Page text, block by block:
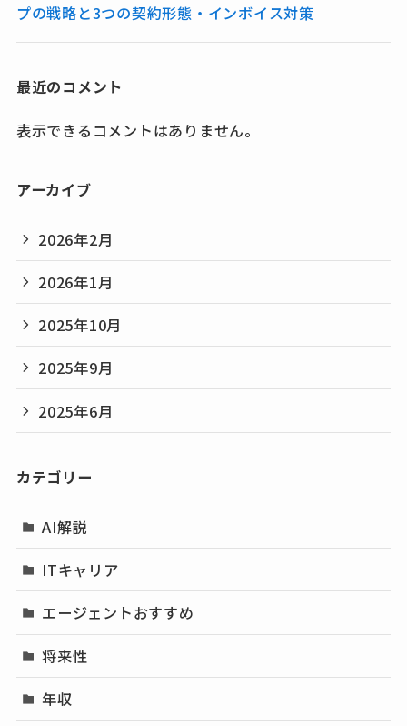
プの戦略と3つの契約形態・インボイス対策
最近のコメント
表示できるコメントはありません。
アーカイブ
2026年2月
2026年1月
2025年10月
2025年9月
2025年6月
カテゴリー
AI解説
ITキャリア
エージェントおすすめ
将来性
年収